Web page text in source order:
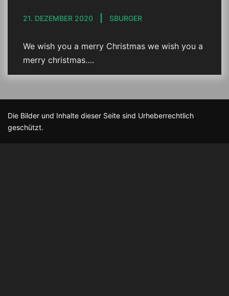
21. DEZEMBER 2020 SBURGER
We wish you a merry Christmas we wish you a
merry christmas….
Die Bilder und Inhalte dieser Seite sind Urheberrechtlich
geschützt.